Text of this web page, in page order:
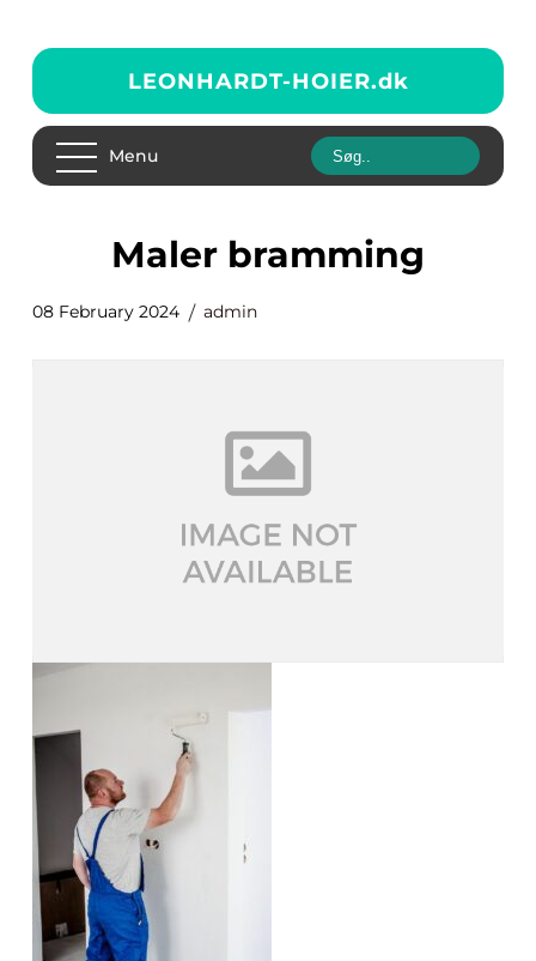
LEONHARDT-HOIER.dk
Menu
maler bramming
08 February 2024 admin